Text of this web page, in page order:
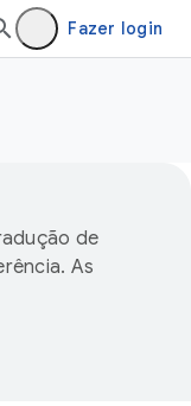
Fazer login
de
As